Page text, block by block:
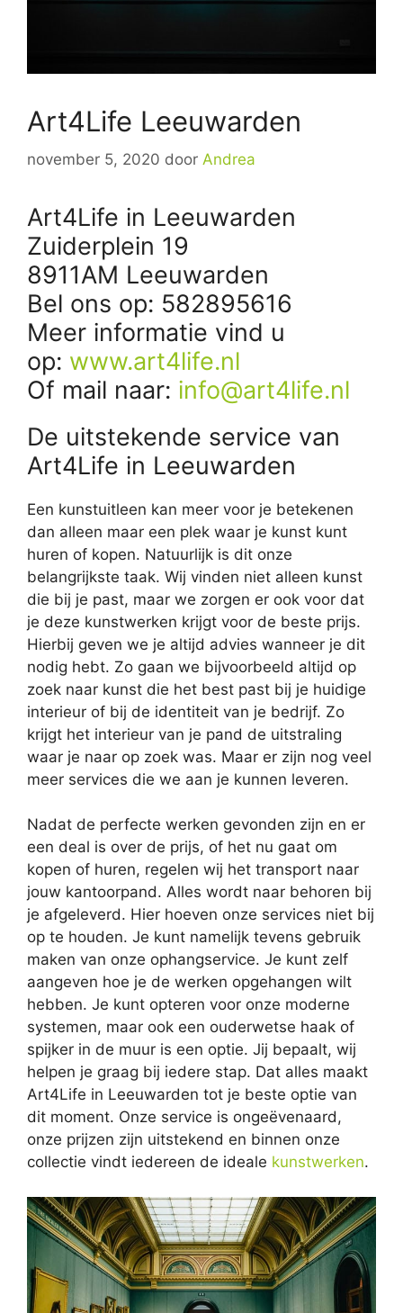
Art4Life Leeuwarden
november 5, 2020 door Andrea
Art4Life in Leeuwarden
Zuiderplein 19
8911AM Leeuwarden
Bel ons op: 582895616
Meer informatie vind u
op: www.art4life.nl
Of mail naar: info@art4life.nl
De uitstekende service van
Art4Life in Leeuwarden
Een kunstuitleen kan meer voor je betekenen
dan alleen maar een plek waar je kunst kunt
huren of kopen. Natuurlijk is dit onze
belangrijkste taak. Wij vinden niet alleen kunst
die bij je past, maar we zorgen er ook voor dat
je deze kunstwerken krijgt voor de beste prijs.
Hierbij geven we je altijd advies wanneer je dit
nodig hebt. Zo gaan we bijvoorbeeld altijd op
zoek naar kunst die het best past bij je huidige
interieur of bij de identiteit van je bedrijf. Zo
krijgt het interieur van je pand de uitstraling
waar je naar op zoek was. Maar er zijn nog veel
meer services die we aan je kunnen leveren.
Nadat de perfecte werken gevonden zijn en er
een deal is over de prijs, of het nu gaat om
kopen of huren, regelen wij het transport naar
jouw kantoorpand. Alles wordt naar behoren bij
je afgeleverd. Hier hoeven onze services niet bij
op te houden. Je kunt namelijk tevens gebruik
maken van onze ophangservice. Je kunt zelf
aangeven hoe je de werken opgehangen wilt
hebben. Je kunt opteren voor onze moderne
systemen, maar ook een ouderwetse haak of
spijker in de muur is een optie. Jij bepaalt, wij
helpen je graag bij iedere stap. Dat alles maakt
Art4Life in Leeuwarden tot je beste optie van
dit moment. Onze service is ongeëvenaard,
onze prijzen zijn uitstekend en binnen onze
collectie vindt iedereen de ideale kunstwerken.